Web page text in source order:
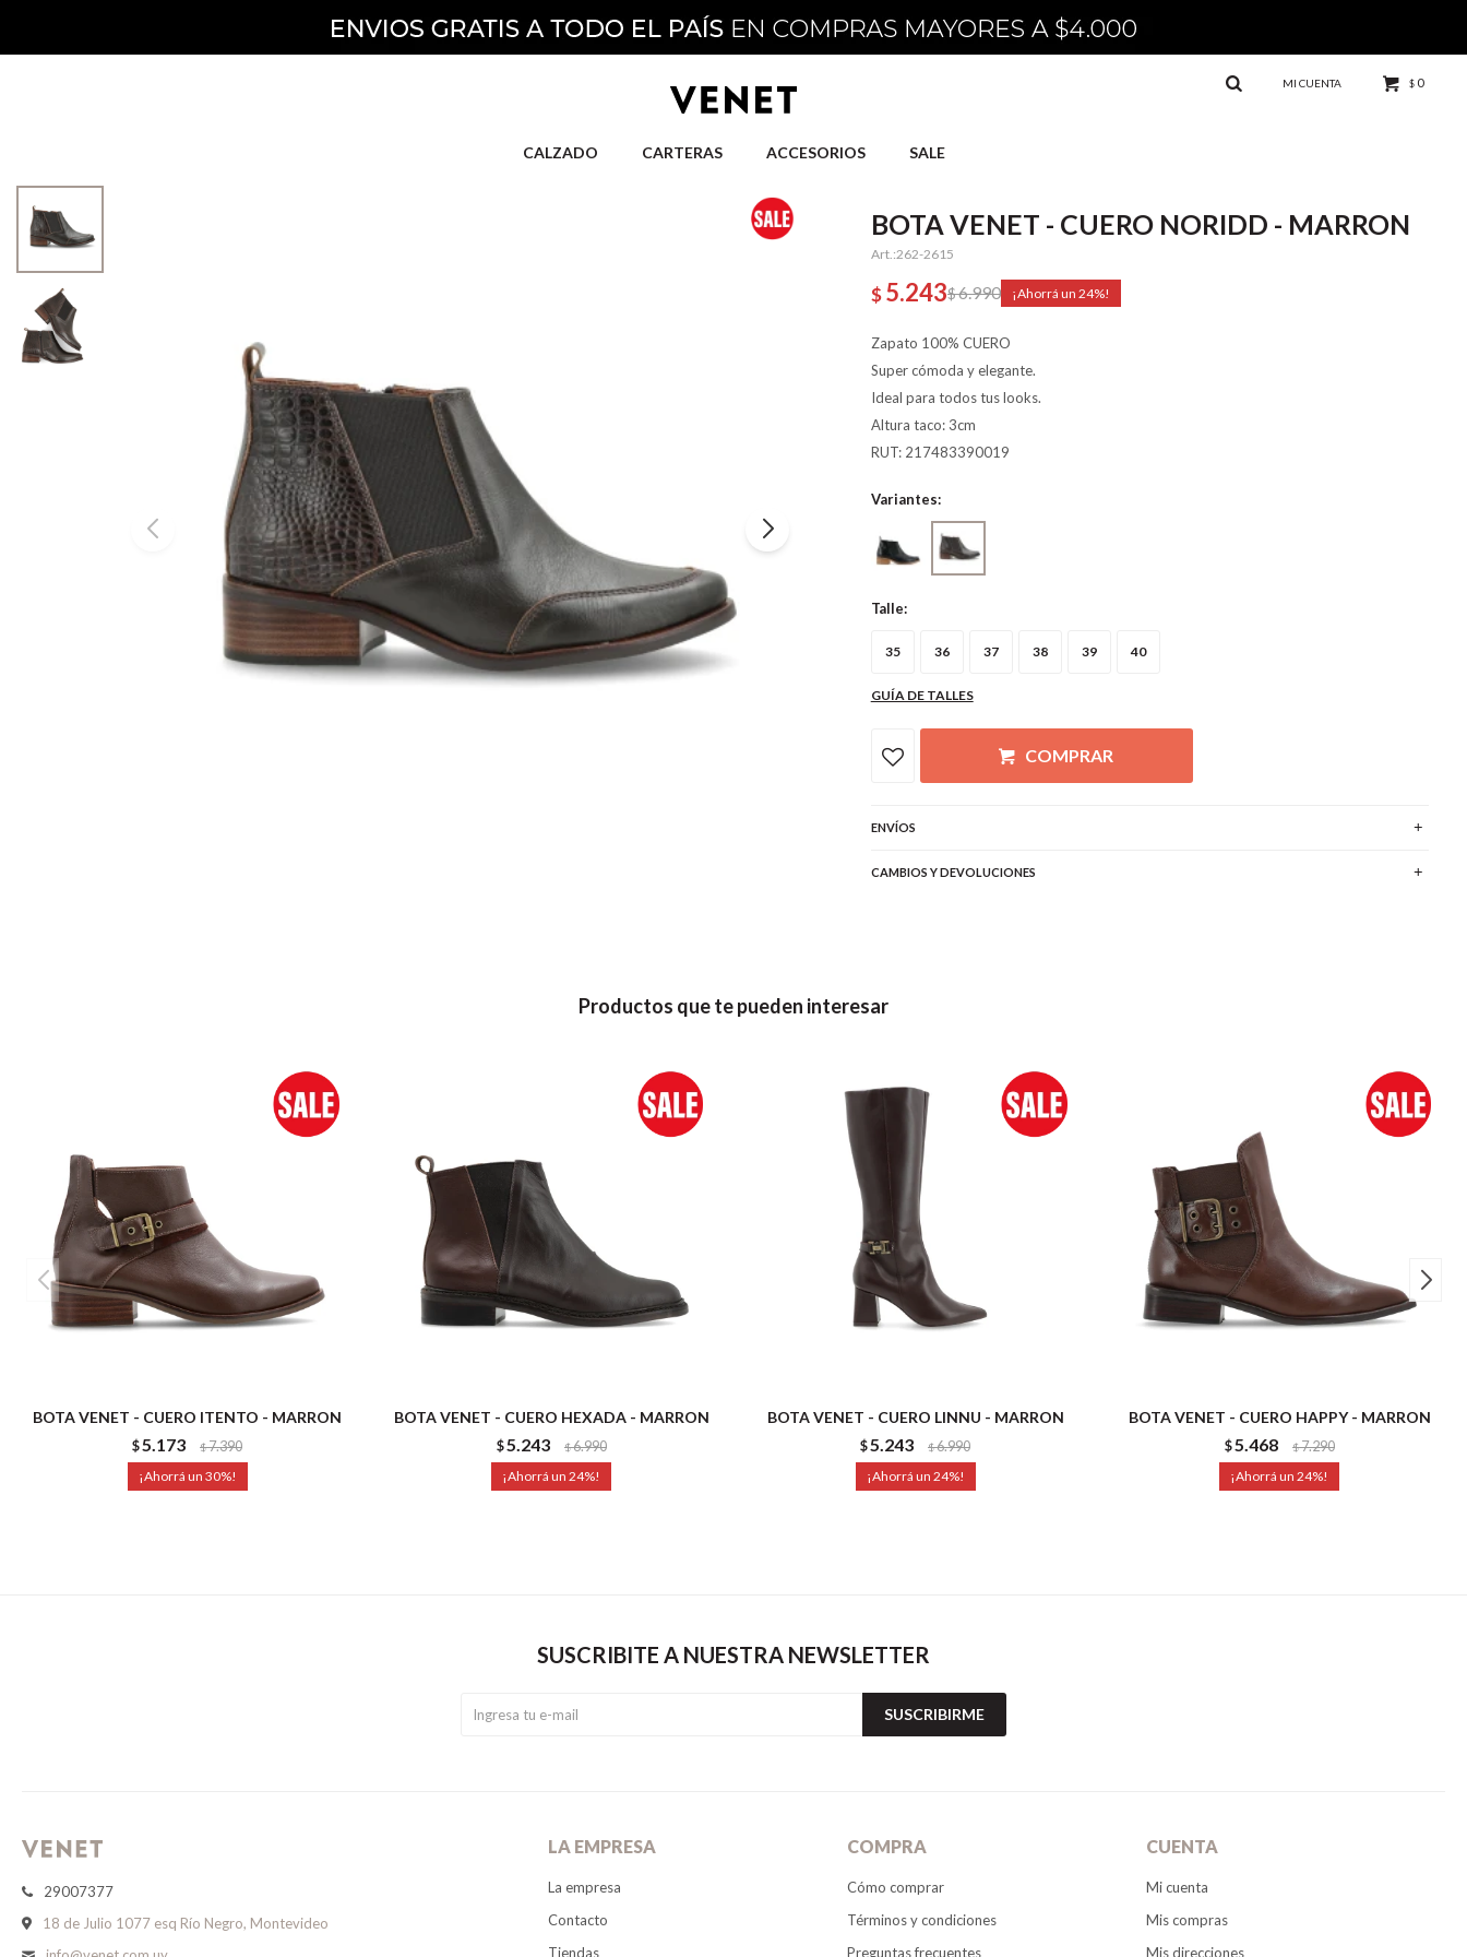
CALZADO CARTERAS ACCESORIOS SALE
$ 0
BOTA VENET - CUERO NORIDD - MARRON
262-2615
$ 5.243$6.990 24
Zapato 100% CUERO
Super cómoda y elegante.
Ideal para todos tus looks.
Altura taco: 3cm
RUT: 217483390019
Variantes:
Talle:
35 36 37 38 39 40
GUÍA DE TALLES
COMPRAR
ENVÍOS
CAMBIOS Y DEVOLUCIONES
Productos que te pueden interesar
BOTA VENET - CUERO ITENTO - MARRON
$5.173 $7.390
30
BOTA VENET - CUERO HEXADA - MARRON
$ 5.243 $6.990
24
BOTA VENET - CUERO LINNU - MARRON
$5.243 $6.990
24
BOTA VENET - CUERO HAPPY - MARRON
$ 5.468 $7.290
24
29007377
18 de Julio 1077 esq Río Negro, Montevideo
LA EMPRESA
La empresa
Contacto
Tiendas
COMPRA
Cómo comprar
Términos y condiciones
Preguntas frecuentes
CUENTA
Mi cuenta
Mis compras
Mis direcciones
SUSCRIBITE A NUESTRA NEWSLETTER
SUSCRIBIRME